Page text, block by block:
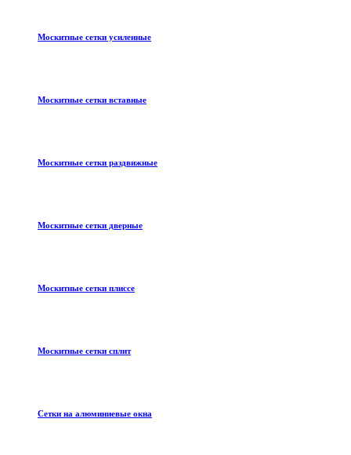
Москитные сетки усиленные
Москитные сетки вставные
Москитные сетки раздвижные
Москитные сетки дверные
Москитные сетки плиссе
Москитные сетки сплит
Сетки на алюминиевые окна